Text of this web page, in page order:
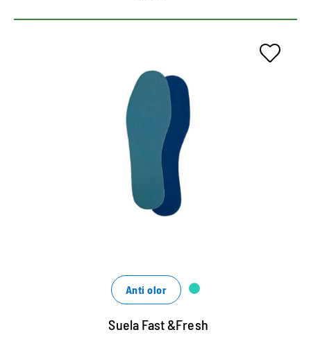
Ultradünne Vliessohle für
frische Füße
optimale Feuchtigkeitsaufnahme
mit hygienisch frischen Duft
sorgt für ein optimales Schuhklima
Anti olor
Suela Fast &Fresh